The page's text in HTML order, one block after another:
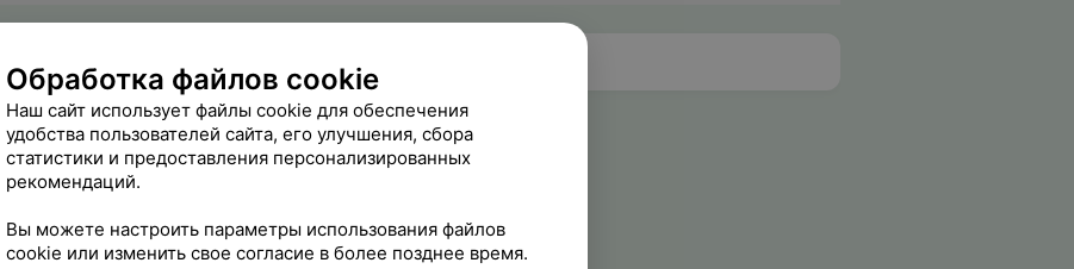
Обработка файлов cookie
Наш сайт использует файлы cookie для обеспечения
удобства пользователей сайта, его улучшения, сбора
статистики и предоставления персонализированных
рекомендаций.
Вы можете настроить параметры использования файлов
cookie или изменить свое согласие в более позднее время.